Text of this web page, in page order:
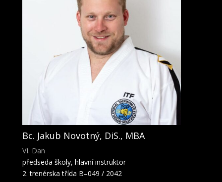
Bc. Jakub Novotný, DiS., MBA
VI. Dan
předseda školy, hlavní instruktor
2. trenérska třída B–049 / 2042